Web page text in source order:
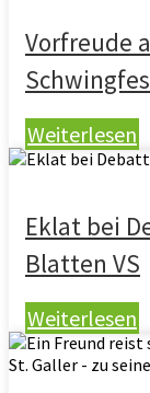
Vorfreude
Weiterlesen
Eklat bei
Blatten VS
Weiterlesen